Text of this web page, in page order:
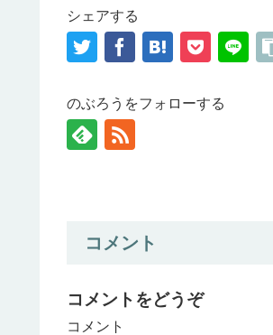
シェアする
のぶろうをフォローする
コメント
コメントをどうぞ
コメント